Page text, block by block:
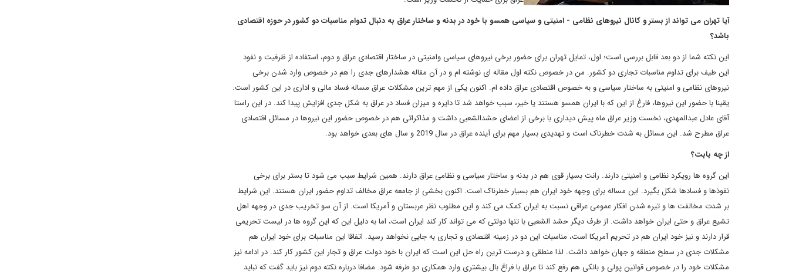
آیا تهران می تواند از بستر و کانال نیروهای نظامی - امنیتی و سیاسی همسو با خود در بدنه و ساختار عراق به دنبال تدوام مناسبات دو کشور در حوزه اقتصادی
باشد؟
این نکته شما از دو بعد قابل بررسی است؛ اول، تمایل تهران برای حضور برخی نیروهای سیاسی وامنیتی در ساختار اقتصادی عراق و دوم، استفاده از ظرفیت و نفود
این طیف برای تداوم مناسبات تجاری دو کشور. من در خصوص نکته اول مقاله ای نوشته ام و در آن مقاله هشدارهای جدی را هم در خصوص وارد شدن برخی
نیروهای نظامی و امنیتی به ساختار سیاسی و به خصوص اقتصادی عراق داده ام. اکنون یکی از مهم ترین مشکلات عراق مساله فساد مالی و اداری در این کشور است.
یقینا با حضور این نیروها، فارغ از این که با ایران همسو هستند یا خیر، سبب خواهد شد تا دایره و میزان فساد در عراق به شکل جدی افزایش پیدا کند. در این راستا
آقای عادل عبدالمهدی، نخست وزیر عراق ماه پیش دیداری با برخی از اعضای حشدالشعبی داشت و مذاکراتی هم در خصوص حضور این نیروها در مسائل اقتصادی
عراق مطرح شد. این مسائل به شدت خطرناک است و تهدیدی بسیار مهم برای آینده عراق در سال 2019 و سال های بعدی خواهد بود.
از چه بابت؟
این گروه ها رویکرد نظامی و امنیتی دارند. رانت بسیار قوی هم در بدنه و ساختار سیاسی و نظامی عراق دارند. همین شرایط سبب می شود تا بستر برای برخی
نفوذها و فسادها شکل بگیرد. این مساله برای وجهه خود ایران هم بسیار خطرناک است. اکنون بخشی از جامعه عراق مخالف تداوم حضور ایران هستند. این شرایط
بر شدت مخالفت ها و تیره شدن افکار عمومی عراقی نسبت به ایران کمک می کند و این مطلوب نظر عربستان و آمریکا است. از آن سو تخریب جدی در وجهه اهل
تشیع عراق و حتی ایران خواهد داشت. از طرف دیگر حشد الشعبی با تنها دولتی که می تواند کار کند ایران است، اما به دلیل این که این گروه ها در لیست تحریمی
قرار دارند و نیز خود ایران هم در تحریم آمریکا است، مناسبات این دو در زمینه اقتصادی و تجاری به جایی نخواهد رسید. اتفاقا این مناسبات برای خود ایران هم
مشکلات جدی در سطح منطقه و جهان خواهد داشت. لذا منطقی و درست ترین راه حل این است که ایران با خود دولت عراق و تجار این کشور کار کند. در ادامه نیز
مشکلات خود را در خصوص قوانین پولی و بانکی هم رفع کند تا عراق با فراغ بال بیشتری وارد همکاری دو طرفه شود. مضافا درباره نکته دوم نیز باید گفت که نباید